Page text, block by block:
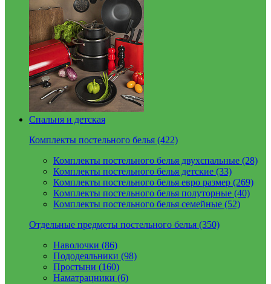
Спальня и детская
Комплекты постельного белья (422)
Комплекты постельного белья двухспальные (28)
Комплекты постельного белья детские (33)
Комплекты постельного белья евро размер (269)
Комплекты постельного белья полуторные (40)
Комплекты постельного белья семейные (52)
Отдельные предметы постельного белья (350)
Наволочки (86)
Пододеяльники (98)
Простыни (160)
Наматрацники (6)